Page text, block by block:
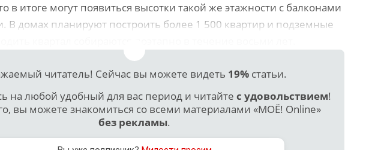
в итоге могут появиться высотки такой же этажности с балконами
В домах планируют построить более 1 500 квартир и подземные
читатель! Сейчас вы можете видеть 19%статьи.
на любой удобный для вас период и читайте с удовольствием!
вы можете знакомиться со всеми материалами «МОЁ! Online»
без рекламы.